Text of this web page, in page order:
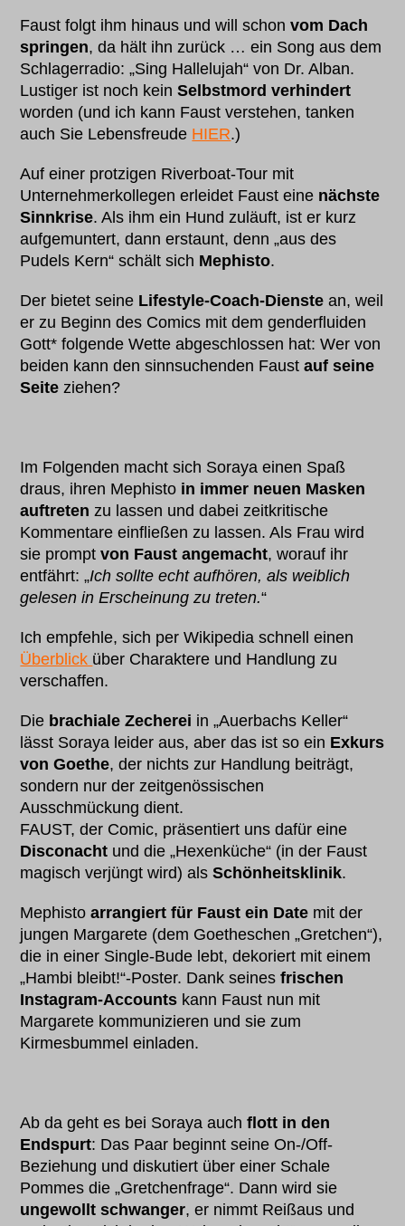
Faust folgt ihm hinaus und will schonvom Dach
springen, da hält ihn zurück … ein Song aus dem
Schlagerradio: „Sing Hallelujah“ von Dr. Alban.
Lustiger ist noch keinSelbstmord verhindert
worden (und ich kann Faust verstehen, tanken
auch Sie Lebensfreude HIER.)
Auf einer protzigen Riverboat-Tour mit
Unternehmerkollegen erleidet Faust eine nächste
Sinnkrise. Als ihm ein Hund zuläuft, ist er kurz
aufgemuntert, dann erstaunt, denn „aus des
Pudels Kern“ schält sich Mephisto.
Der bietet seine Lifestyle-Coach-Dienste an, weil
er zu Beginn des Comics mit dem genderfluiden
Gott* folgende Wette abgeschlossen hat: Wer von
beiden kann den sinnsuchenden Faustauf seine
Seite ziehen?
Im Folgenden macht sich Soraya einen Spaß
draus, ihren Mephisto in immer neuen Masken
auftreten zu lassen und dabei zeitkritische
Kommentare einfließen zu lassen. Als Frau wird
sie promptvon Faust angemacht, worauf ihr
entfährt: „Ich sollte echt aufhören, als weiblich
gelesen in Erscheinung zu treten.“
Ich empfehle, sich per Wikipedia schnell einen
Überblick über Charaktere und Handlung zu
verschaffen.
Die brachiale Zecherei in „Auerbachs Keller“
lässt Soraya leider aus, aber das ist so ein Exkurs
von Goethe, der nichts zur Handlung beiträgt,
sondern nur der zeitgenössischen
Ausschmückung dient.
FAUST, der Comic, präsentiert uns dafür eine
Disconacht und die „Hexenküche“ (in der Faust
magisch verjüngt wird) alsSchönheitsklinik.
Mephistoarrangiert für Faust ein Date mit der
jungen Margarete (dem Goetheschen „Gretchen“),
die in einer Single-Bude lebt, dekoriert mit einem
„Hambi bleibt!“-Poster. Dank seinesfrischen
Instagram-Accounts kann Faust nun mit
Margarete kommunizieren und sie zum
Kirmesbummel einladen.
Ab da geht es bei Soraya auchflott in den
Endspurt: Das Paar beginnt seine On-/Off-
Beziehung und diskutiert über einer Schale
Pommes die „Gretchenfrage“. Dann wird sie
ungewollt schwanger, er nimmt Reißaus und